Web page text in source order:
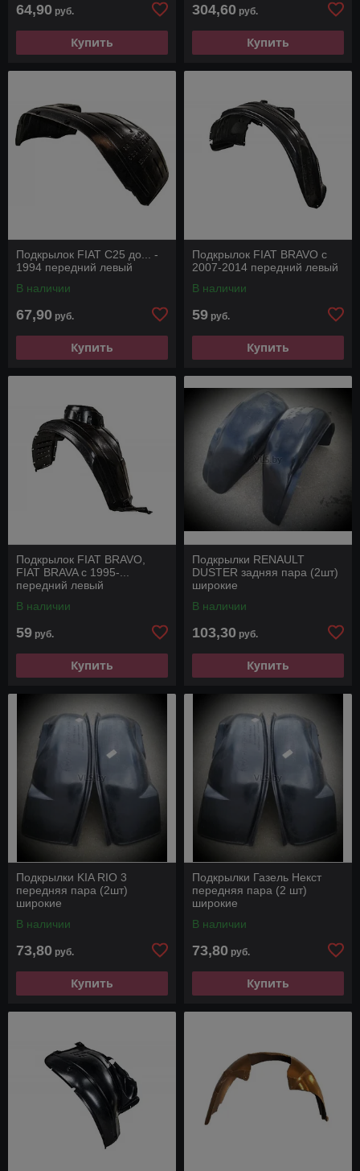
64,90 руб.
Купить
304,60 руб.
Купить
Подкрылок FIAT C25 до... -
1994 передний левый
В наличии
67,90 руб.
Купить
Подкрылок FIAT BRAVO с
2007-2014 передний левый
В наличии
59 руб.
Купить
Подкрылок FIAT BRAVO,
FIAT BRAVA с 1995-...
передний левый
В наличии
59 руб.
Купить
Подкрылки RENAULT
DUSTER задняя пара (2шт)
широкие
В наличии
103,30 руб.
Купить
Подкрылки KIA RIO 3
передняя пара (2шт)
широкие
В наличии
73,80 руб.
Купить
Подкрылки Газель Некст
передняя пара (2 шт)
широкие
В наличии
73,80 руб.
Купить